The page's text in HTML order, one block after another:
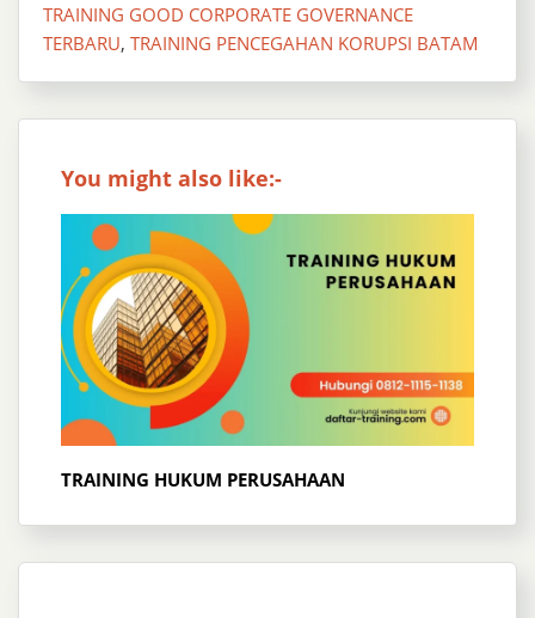
TRAINING GOOD CORPORATE GOVERNANCE
TERBARU, TRAINING PENCEGAHAN KORUPSI BATAM
You might also like:-
TRAINING HUKUM PERUSAHAAN